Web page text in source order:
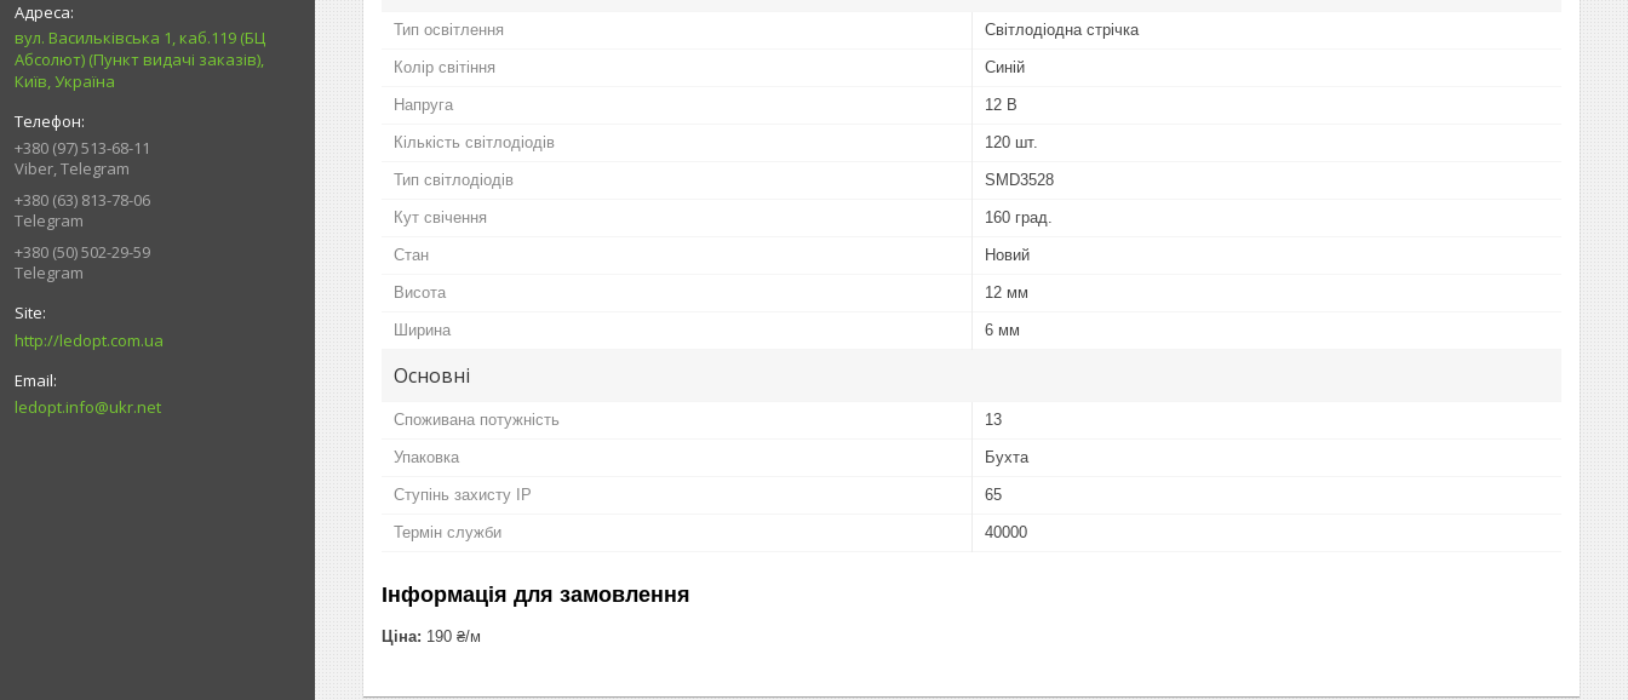
вул. Васильківська 1, каб.119 (БЦ
Абсолют) (Пункт видачі заказів),
Київ, Україна
+380 (97) 513-68-11
Viber, Telegram
+380 (63) 813-78-06
Telegram
+380 (50) 502-29-59
Telegram
http://ledopt.com.ua
ledopt.info@ukr.net
Тип освітлення Світлодіодна стрічка
Колір світіння Синій
Напруга 12 В
Кількість світлодіодів 120 шт.
Тип світлодіодів SMD3528
Кут свічення 160 град.
Стан Новий
Висота 12 мм
Ширина 6 мм
Основні
Споживана потужність 13
Упаковка Бухта
Ступінь захисту IP 65
Термін служби 40000
Інформація для замовлення
Ціна: 190 ₴/м